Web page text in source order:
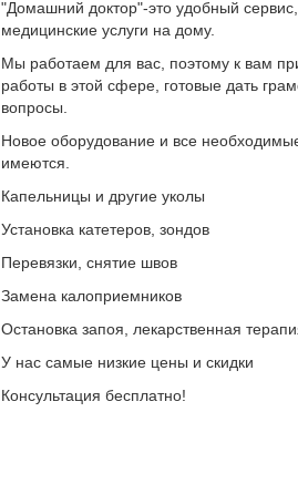
"Домашний доктор"-это удобный
медицинские услуги на дому.
Мы работаем для вас, поэтому к вам
работы в этой сфере, готовые дать
вопросы.
Новое оборудование и все
имеются.
Капельницы и другие уколы
Установка катетеров, зондов
Перевязки, снятие швов
Замена калоприемников
Остановка запоя, лекарственная
У нас самые низкие цены и скидки
Консультация бесплатно!